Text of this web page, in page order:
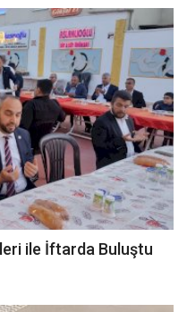
ile İftarda Buluştu